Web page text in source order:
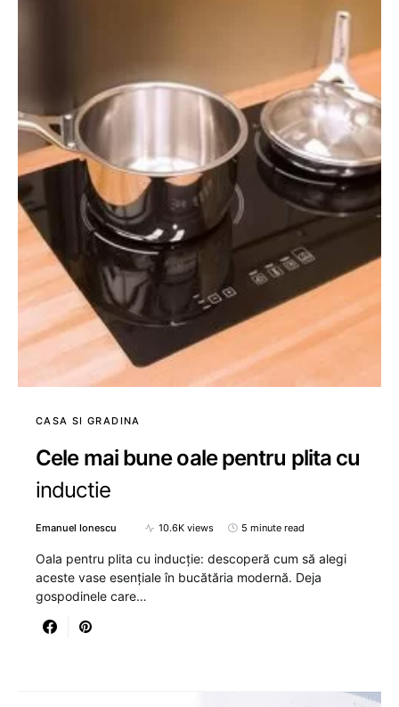
CASA SI GRADINA
Cele mai bune oale pentru plita cu
inductie
Emanuel Ionescu 10.6K views 5 minute read
Oala pentru plita cu inducție: descoperă cum să alegi
aceste vase esențiale în bucătăria modernă. Deja
gospodinele care…